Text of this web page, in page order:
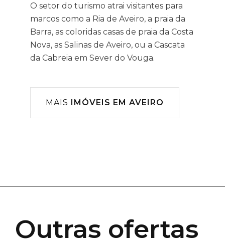
O setor do turismo atrai visitantes para
marcos como a Ria de Aveiro, a praia da
Barra, as coloridas casas de praia da Costa
Nova, as Salinas de Aveiro, ou a Cascata
da Cabreia em Sever do Vouga.
MAIS IMÓVEIS EM AVEIRO
Outras ofertas